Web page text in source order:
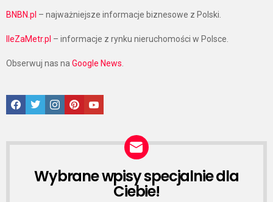
BNBN.pl – najważniejsze informacje biznesowe z Polski.
IleZaMetr.pl – informacje z rynku nieruchomości w Polsce.
Obserwuj nas na Google News
Facebook
TwitterInstagramPinterestGoogle News
NEWSLETTER
Wybrane wpisy specjalnie dla
Ciebie!